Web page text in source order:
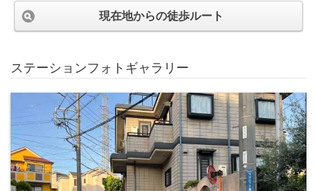
現在地からの徒歩ルート
ステーションフォトギャラリー